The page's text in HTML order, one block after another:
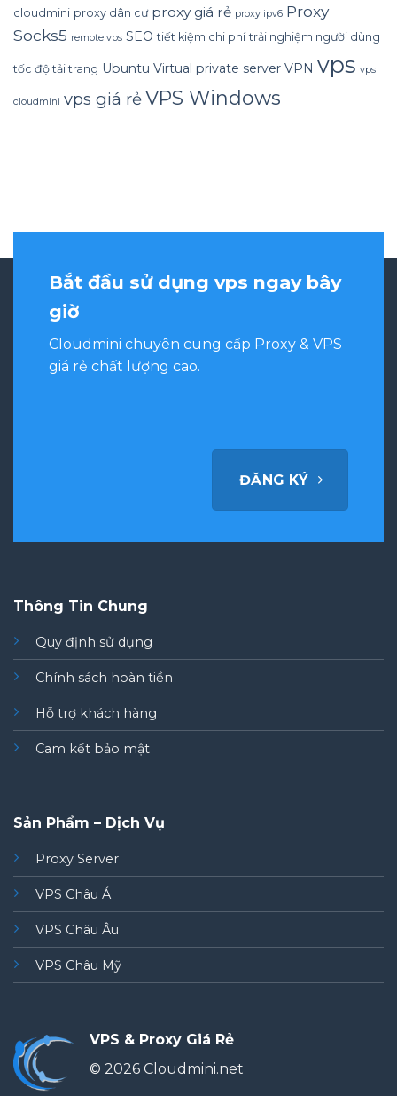
cloudmini proxy dân cư proxy giá rẻ proxy ipv6 Proxy
Socks5 remote vps SEO tiết kiệm chi phí trải nghiệm người dùng
tốc độ tải trang Ubuntu Virtual private server VPN vps vps
cloudmini vps giá rẻVPS Windows
Bắt đầu sử dụng vps ngay bây
giờ
Cloudmini chuyên cung cấp Proxy & VPS
giá rẻ chất lượng cao.
ĐĂNG KÝ
Thông Tin Chung
Quy định sử dụng
Chính sách hoàn tiền
Hỗ trợ khách hàng
Cam kết bảo mật
Sản Phẩm – Dịch Vụ
Proxy Server
VPS Châu Á
VPS Châu Âu
VPS Châu Mỹ
VPS & Proxy Giá Rẻ
© 2026 Cloudmini.net